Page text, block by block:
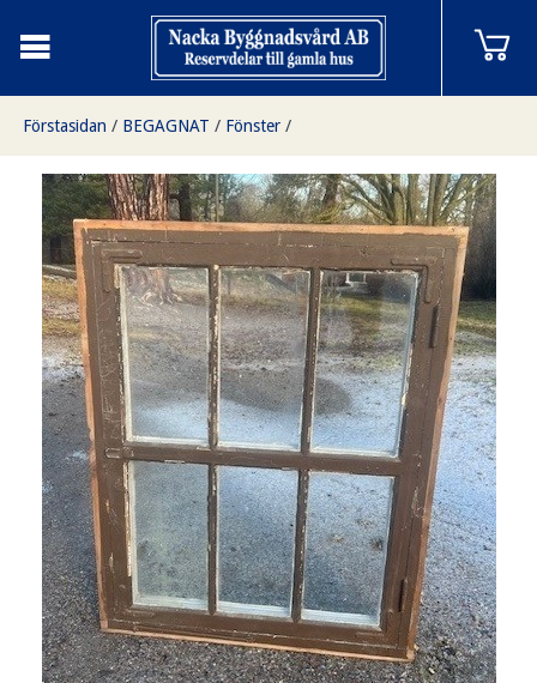
Förstasidan / BEGAGNAT / Fönster /
Fönster 90 x 115 cm, finns på Överjärva